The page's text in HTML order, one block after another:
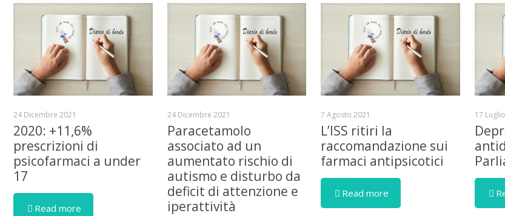
24 Dicembre 2021
2020: +11,6%
prescrizioni di
psicofarmaci a under
17
Read more
24 Dicembre 2021
Paracetamolo
associato ad un
aumentato rischio di
autismo e disturbo da
deficit di attenzione e
iperattività
7 Agosto 2021
L’ISS ritiri la
raccomandazione sui
farmaci antipsicotici
Read more
17